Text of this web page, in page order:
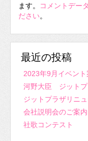
ます。
コメントデー
ださい。
最近の投稿
2023年9月イベント
河野大臣 ジットプ
ジットプラザリニ
会社説明会のご案内
社歌コンテスト